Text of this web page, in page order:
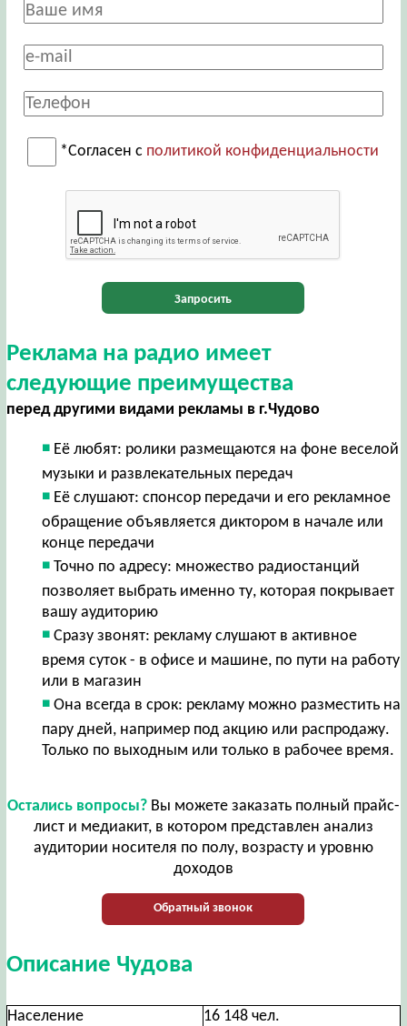
*Согласен с политикой конфиденциальности
Запросить
Реклама на радио имеет
следующие преимущества
перед другими видами рекламы в г.Чудово
Её любят: ролики размещаются на фоне веселой
музыки и развлекательных передач
Её слушают: спонсор передачи и его рекламное
обращение объявляется диктором в начале или
конце передачи
Точно по адресу: множество радиостанций
позволяет выбрать именно ту, которая покрывает
вашу аудиторию
Сразу звонят: рекламу слушают в активное
время суток - в офисе и машине, по пути на работу
или в магазин
Она всегда в срок: рекламу можно разместить на
пару дней, например под акцию или распродажу.
Только по выходным или только в рабочее время.
Остались вопросы?Вы можете заказать полный прайс-
лист и медиакит, в котором представлен анализ
аудитории носителя по полу, возрасту и уровню
доходов
Обратный звонок
Описание Чудова
Население
16 148 чел.